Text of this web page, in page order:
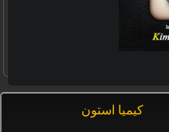
كيميا استون